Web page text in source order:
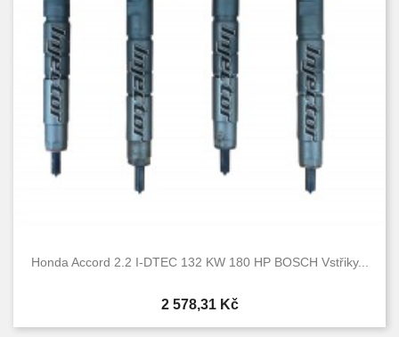
Honda Accord 2.2 I-DTEC 132 KW 180 HP BOSCH Vstřiky...
Cena
2 578,31 Kč